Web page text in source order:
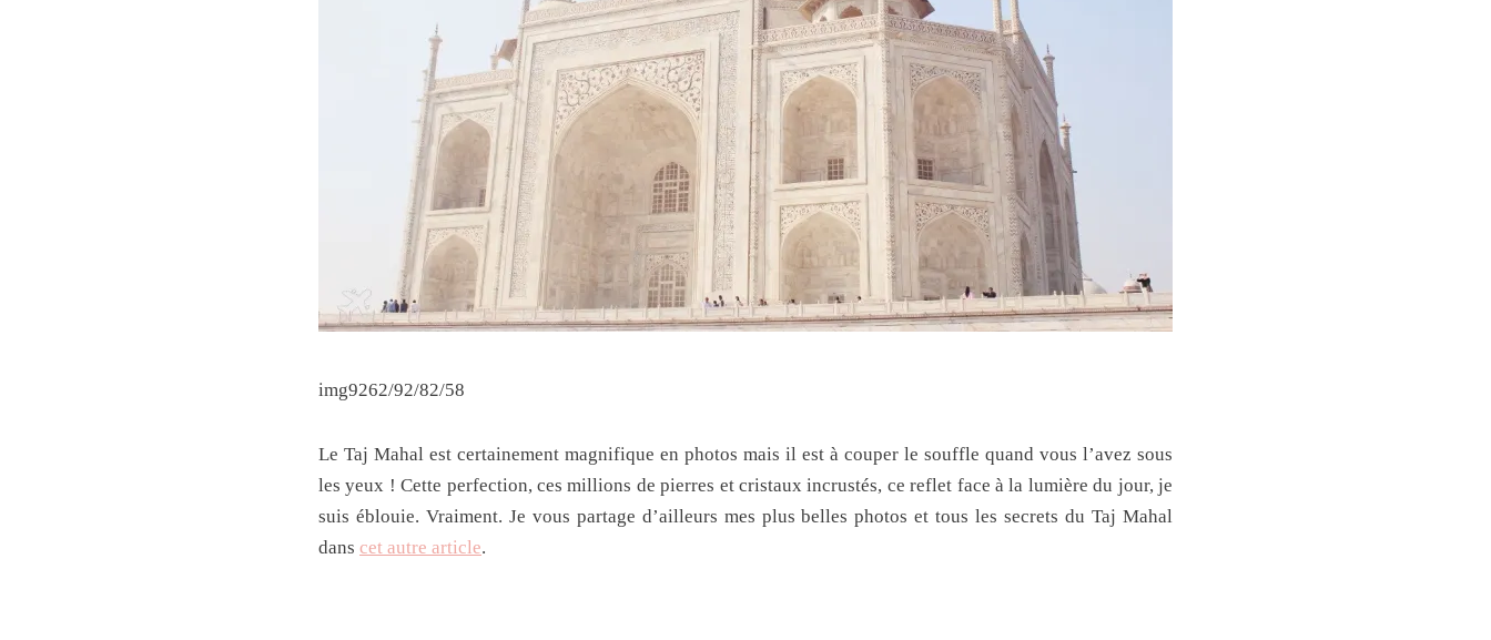
img9262/92/82/58
Le Taj Mahal est certainement magnifique en photos mais il est à couper le souffle quand vous l’avez sous
les yeux ! Cette perfection, ces millions de pierres et cristaux incrustés, ce reflet face à la lumière du jour, je
suis éblouie. Vraiment. Je vous partage d’ailleurs mes plus belles photos et tous les secrets du Taj Mahal
dans cet autre article.